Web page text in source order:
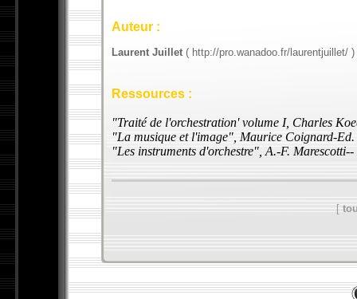
Auteur :
Laurent Juillet ( http://pro.wanadoo.fr/laurentjuillet/)
Ressources :
"Traité de l'orchestration' volume I, Charles
"La musique et l'image", Maurice Coignard-
"Les instruments d'orchestre", A.-F.
[